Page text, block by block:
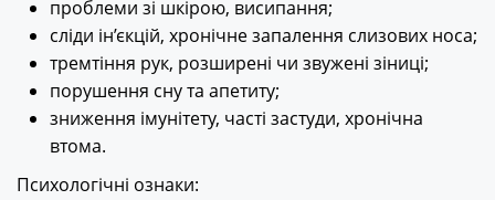
проблеми зі шкірою, висипання;
сліди ін’єкцій, хронічне запалення слизових носа;
тремтіння рук, розширені чи звужені зіниці;
порушення сну та апетиту;
зниження імунітету, часті застуди, хронічна
втома.
Психологічні ознаки: